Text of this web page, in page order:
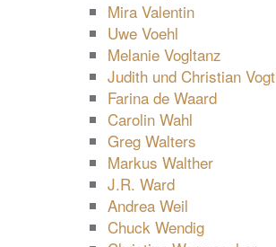
Mira Valentin
Uwe Voehl
Melanie Vogltanz
Judith und Christian Vogt
Farina de Waard
Carolin Wahl
Greg Walters
Markus Walther
J.R. Ward
Andrea Weil
Chuck Wendig